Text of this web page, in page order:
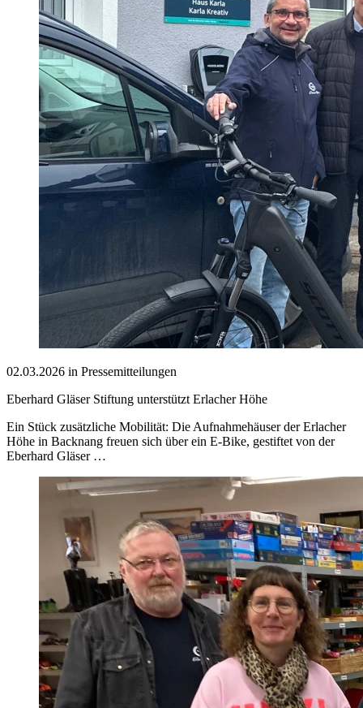
02.03.2026 in Pressemitteilungen
Eberhard Gläser Stiftung unterstützt Erlacher Höhe
Ein Stück zusätzliche Mobilität: Die Aufnahmehäuser der Erlacher
Höhe in Backnang freuen sich über ein E-Bike, gestiftet von der
Eberhard Gläser …